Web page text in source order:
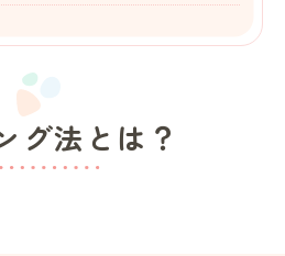
グ法とは？